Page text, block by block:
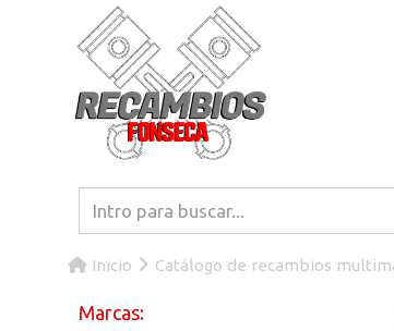
Inicio Catálogo de recambios
Marcas: